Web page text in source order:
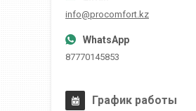
info@procomfort.kz
87770145853
График работы